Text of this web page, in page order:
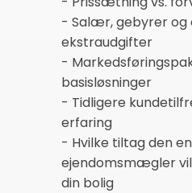
- Salær, gebyrer og
ekstraudgifter
-
basisløsninger
- Tidligere
erfaring
- Hvilke tiltag den
ejendomsmægler
din bolig